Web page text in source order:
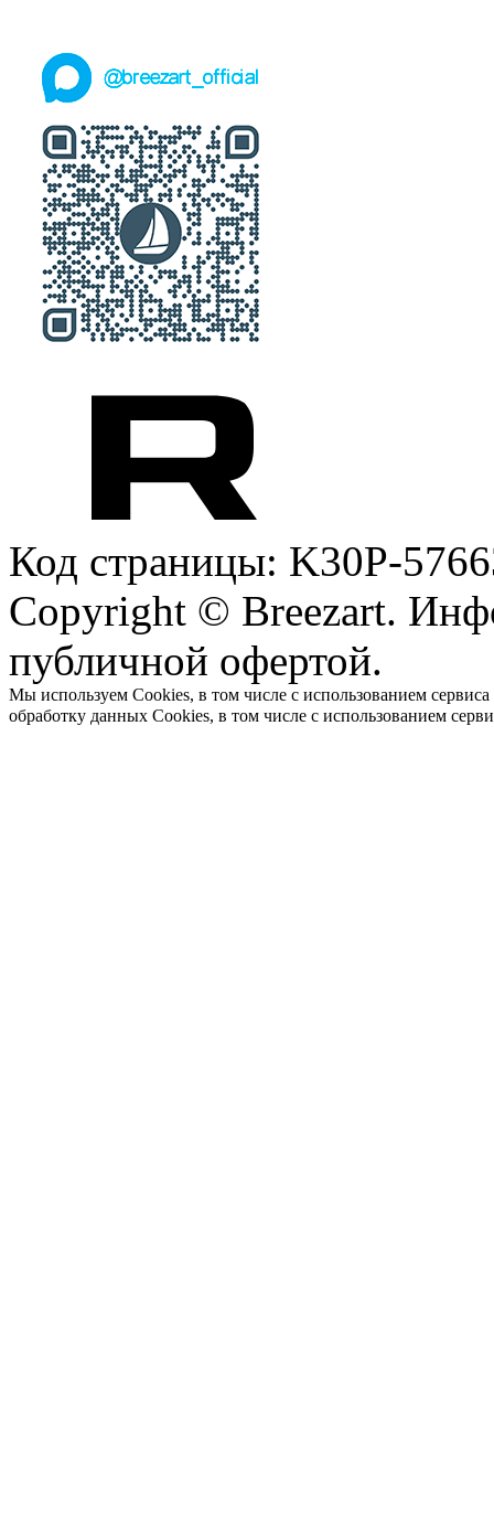
Код страницы: K30P-
Copyright © Breezart.
публичной офертой.
Мы используем Cookies, в том числе с использованием
обработку данных Cookies, в том числе с использованием